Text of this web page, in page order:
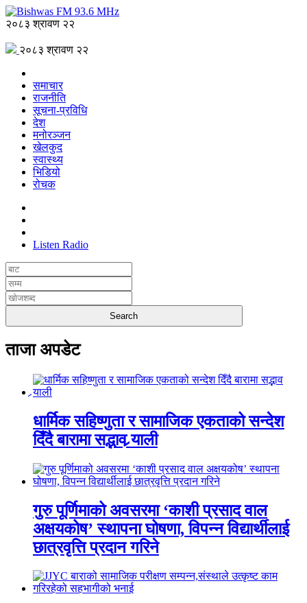
२०८३ श्रावण २२
२०८३ श्रावण २२
समाचार
राजनीति
सूचना-प्रविधि
देश
मनोरञ्जन
खेलकुद
स्वास्थ्य
भिडियो
रोचक
Listen Radio
ताजा अपडेट
धार्मिक सहिष्णुता र सामाजिक एकताको सन्देश
दिँदै बारामा सद्भाव र्‍याली
गुरु पूर्णिमाको अवसरमा ‘काशी प्रसाद वाल
अक्षयकोष’ स्थापना घोषणा, विपन्न विद्यार्थीलाई
छात्रवृत्ति प्रदान गरिने